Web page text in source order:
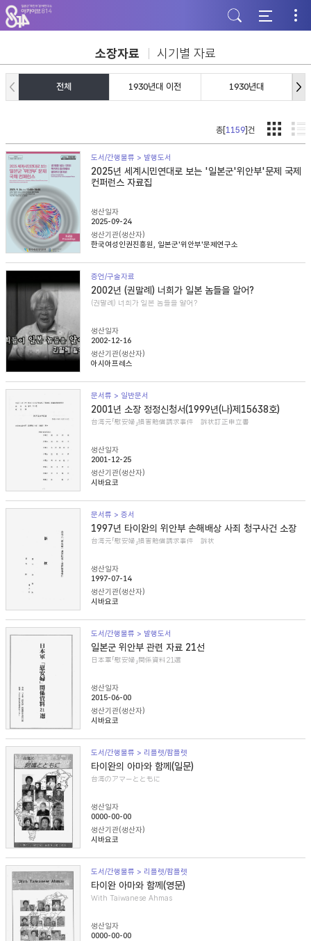
주
메
뉴
가
기
본
문
바
기
하
단
바
기
소장자료 시기별 자료
전체 1930년대 이전 1930년대
총[1159]건
도서/간행물류 > 발행도서
2025년 세계시민연대로 보는 '일본군'위안부'문제 국제
컨퍼런스 자료집
생산일자
2025-09-24
생산기관(생산자)
한국여성인권진흥원, 일본군'위안부'문제연구소
증언/구술자료
2002년 (권말례) 너희가 일본 놈들을 알어?
(권말례) 너희가 일본 놈들을 알어?
생산일자
2002-12-16
생산기관(생산자)
아시아프레스
문서류 > 일반문서
2001년 소장 정정신청서(1999년(나)제15638호)
台湾元「慰安婦」損害賠償請求事件 訴状訂正申立書
생산일자
2001-12-25
생산기관(생산자)
시바요코
문서류 > 증서
1997년 타이완의 위안부 손해배상 사죄 청구사건 소장
台湾元「慰安婦」損害賠償請求事件 訴状
생산일자
1997-07-14
생산기관(생산자)
시바요코
도서/간행물류 > 발행도서
일본군 위안부 관련 자료 21선
日本軍「慰安婦」関係資料21選
생산일자
2015-06-00
생산기관(생산자)
시바요코
도서/간행물류 > 리플렛/팜플렛
타이완의 아마와 함께(일문)
台湾のアマーとともに
생산일자
0000-00-00
생산기관(생산자)
시바요코
도서/간행물류 > 리플렛/팜플렛
타이완 아마와 함께(영문)
With Taiwanese Ahmas
생산일자
0000-00-00